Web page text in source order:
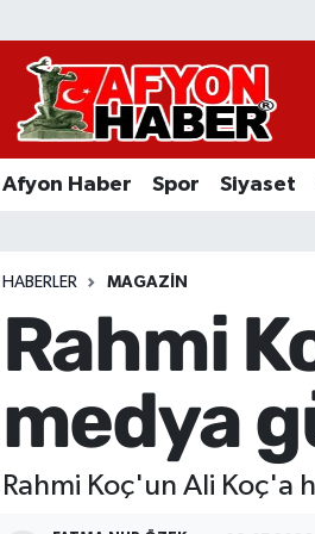
Afyon Haber Spor Siyaset
HABERLER MAGAZIN
Rahmi
medya
Rahmi Koç'un Ali Koç'a